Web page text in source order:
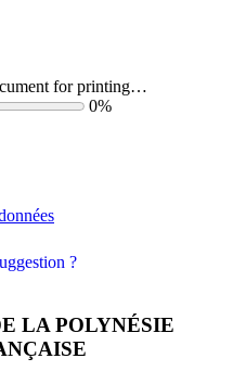
for printing…
0%
?
LA POLYNÉSIE